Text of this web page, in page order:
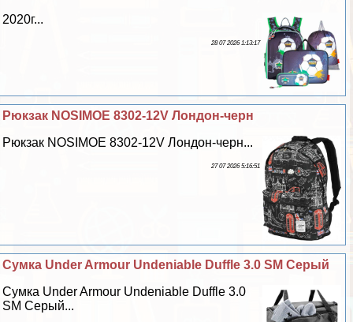
2020г...
28 07 2026 1:13:17
Рюкзак NOSIMOE 8302-12V Лондон-черн
Рюкзак NOSIMOE 8302-12V Лондон-черн...
27 07 2026 5:16:51
Сумка Under Armour Undeniable Duffle 3.0 SM Серый
Сумка Under Armour Undeniable Duffle 3.0
SM Серый...